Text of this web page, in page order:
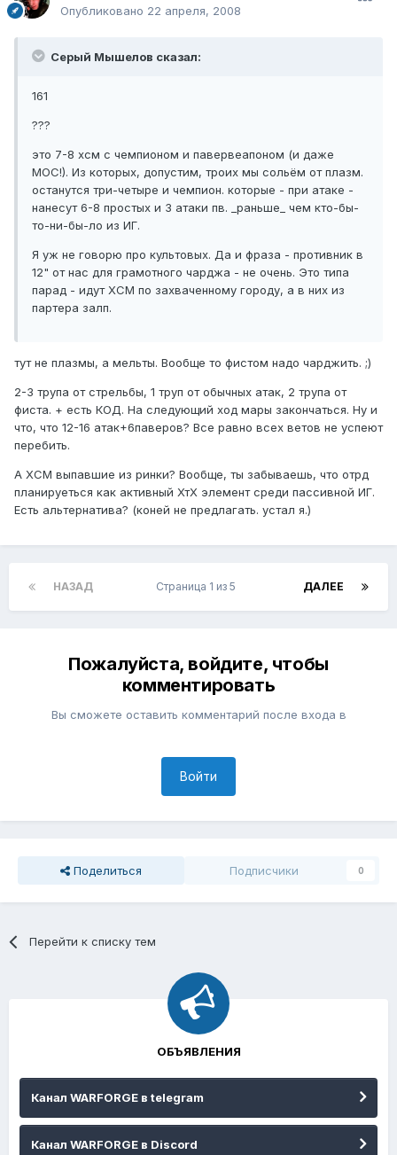
Опубликовано 22 апреля, 2008
Серый Мышелов сказал:
161
???
это 7-8 хсм с чемпионом и павервеапоном (и даже
МОС!). Из которых, допустим, троих мы сольём от плазм.
останутся три-четыре и чемпион. которые - при атаке -
нанесут 6-8 простых и 3 атаки пв. _раньше_ чем кто-бы-
то-ни-бы-ло из ИГ.
Я уж не говорю про культовых. Да и фраза - противник в
12" от нас для грамотного чарджа - не очень. Это типа
парад - идут ХСМ по захваченному городу, а в них из
партера залп.
тут не плазмы, а мельты. Вообще то фистом надо чарджить. ;)
2-3 трупа от стрельбы, 1 труп от обычных атак, 2 трупа от
фиста. + есть КОД. На следующий ход мары закончаться. Ну и
что, что 12-16 атак+6паверов? Все равно всех ветов не успеют
перебить.
А ХСМ выпавшие из ринки? Вообще, ты забываешь, что отрд
планируеться как активный ХтХ элемент среди пассивной ИГ.
Есть альтернатива? (коней не предлагать. устал я.)
НАЗАД ДАЛЕЕ
Страница 1 из 5
Пожалуйста, войдите, чтобы
комментировать
Вы сможете оставить комментарий после входа в
Войти
Поделиться Подписчики 0
Перейти к списку тем
ОБЪЯВЛЕНИЯ
Канал WARFORGE в telegram
Канал WARFORGE в Discord